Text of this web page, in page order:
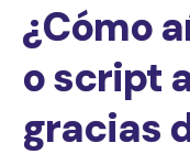
¿Cómo
o script
gracias